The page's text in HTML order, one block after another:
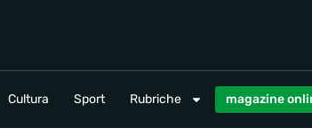
Cultura Sport Rubriche magazine
Rubriche